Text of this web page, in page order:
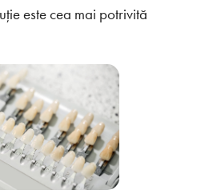
este cea mai potrivită